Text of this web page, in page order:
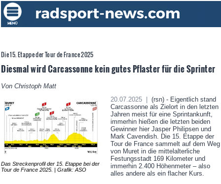
Die 15. Etappe der Tour de France 2025
Diesmal wird Carcassonne kein gutes Pflaster für die Sprinter
Von Christoph Matt
Das Streckenprofil der 15. Etappe bei der
Tour de France 2025. | Grafik: ASO
20.07.2025 |
(rsn) - Eigentlich stand
Carcassonne als Zielort in den letzten
Jahren meist für eine Sprintankunft,
immerhin hießen die letzten beiden
Gewinner hier Jasper Philipsen und
Mark Cavendish. Die 15. Etappe der
Tour de France sammelt auf dem Weg
von Muret in die mittelalterliche
Festungsstadt 169 Kilometer und
immerhin 2.400 Höhenmeter – also
alles andere als ein flacher Kurs.